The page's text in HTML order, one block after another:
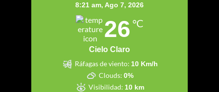
8:21 am, Ago 7, 2026
26 °C
Cielo Claro
Ráfagas de viento: 10 Km/h
Clouds: 0%
Visibilidad: 10 km